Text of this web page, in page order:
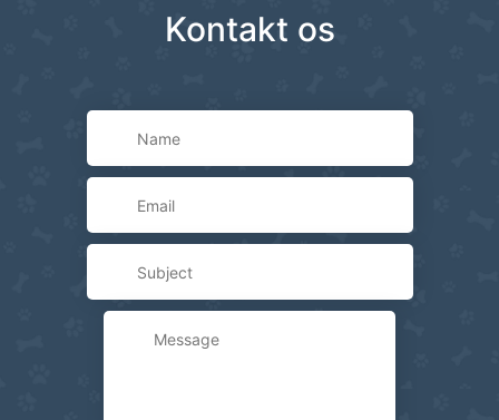
Kontakt os